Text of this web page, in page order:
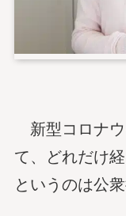
新型コロナウ
て、どれだけ
というのは公